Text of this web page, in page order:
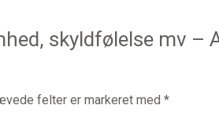
skyldfølelse mv –
felter er markeret med*